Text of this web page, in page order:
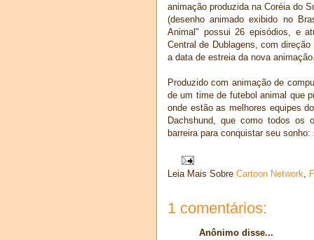
animação produzida na Coréia do
(desenho animado exibido no
Animal" possui 26 episódios, e
Central de Dublagens, com
a data de estreia da nova animação.
Produzido com animação de
de um time de futebol animal que
onde estão as melhores equipes
Dachshund, que como todos os
barreira para conquistar seu
Leia Mais Sobre Cartoon Network,
1 comentários:
Anônimo disse...